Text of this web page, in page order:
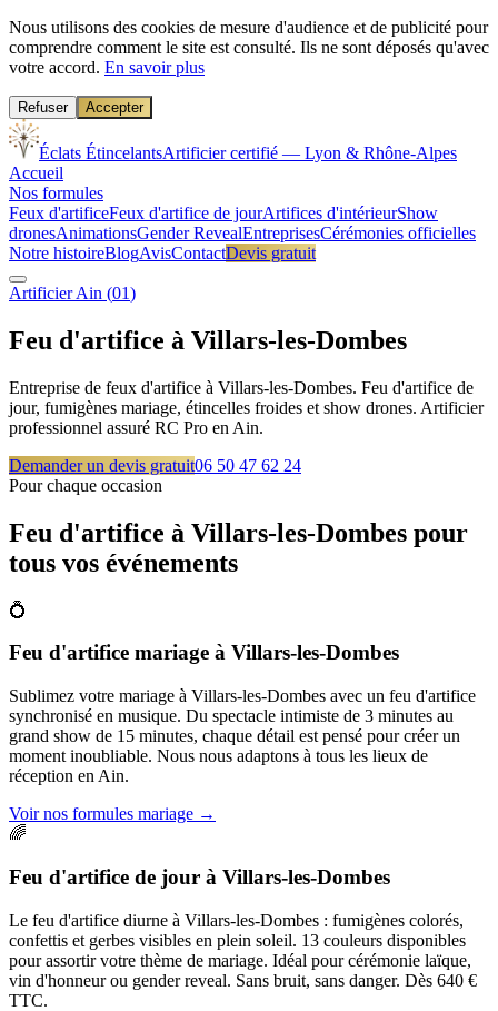
Nous utilisons des cookies de mesure d'audience et de publicité pour
comprendre comment le site est consulté. Ils ne sont déposés qu'avec
votre accord. En savoir plus
Refuser Accepter
Éclats ÉtincelantsArtificier certifié — Lyon & Rhône-Alpes
Accueil
Nos formules
Feux d'artificeFeux d'artifice de jourArtifices d'intérieurShow
dronesAnimationsGender RevealEntreprisesCérémonies officielles
Notre histoireBlogAvisContactDevis gratuit
ArtificierAin (01)
Feu d'artifice à Villars-les-Dombes
Entreprise de feux d'artifice à Villars-les-Dombes. Feu d'artifice de
jour, fumigènes mariage, étincelles froides et show drones. Artificier
professionnel assuré RC Pro en Ain.
Demander un devis gratuit06 50 47 62 24
Pour chaque occasion
Feu d'artifice à Villars-les-Dombes pour
tous vos événements
💍
Feu d'artifice mariage à Villars-les-Dombes
Sublimez votre mariage à Villars-les-Dombes avec un feu d'artifice
synchronisé en musique. Du spectacle intimiste de 3 minutes au
grand show de 15 minutes, chaque détail est pensé pour créer un
moment inoubliable. Nous nous adaptons à tous les lieux de
réception en Ain.
Voir nos formules mariage →
🌈
Feu d'artifice de jour à Villars-les-Dombes
Le feu d'artifice diurne à Villars-les-Dombes : fumigènes colorés,
confettis et gerbes visibles en plein soleil. 13 couleurs disponibles
pour assortir votre thème de mariage. Idéal pour cérémonie laïque,
vin d'honneur ou gender reveal. Sans bruit, sans danger. Dès 640 €
TTC.